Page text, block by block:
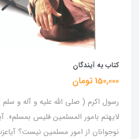
کتاب به آیندگان
150,000 تومان
رسول اکرم ( صلی الله علیه و آله و
لایهتم بامور المسلمین فلیس بمسلم».
نوجوانان از امور مسلمین نیست؟